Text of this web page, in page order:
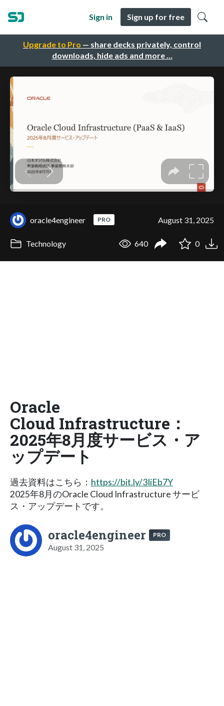
Upgrade to Pro — share decks privately, control
downloads, hide ads and more …
Sign in Sign up for free
oracle4engineer PRO August 31, 2025
Technology 640 0
Oracle
Cloud Infrastructure：
2025年8月度サービス・ア
ップデート
過去資料はこちら： https://bit.ly/3IiEb7Y
2025年8月のOracle Cloud Infrastructure サービ
ス・アップデートです。
oracle4engineer PRO
August 31, 2025